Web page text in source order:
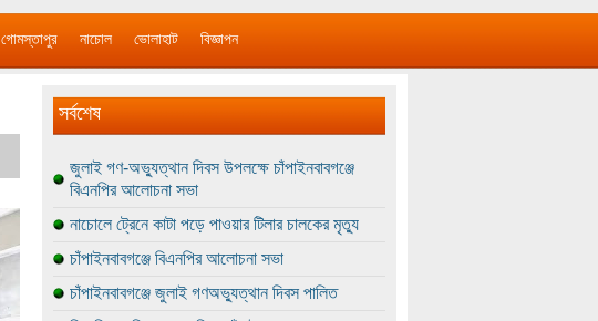
গোমস্তাপুর নাচোল ভোলাহাট বিজ্ঞাপন
সর্বশেষ
জুলাই গণ-অভ্যুত্থান দিবস উপলক্ষে চাঁপাইনবাবগঞ্জে
বিএনপির আলোচনা সভা
নাচোলে ট্রেনে কাটা পড়ে পাওয়ার টিলার চালকের মৃত্যু
চাঁপাইনবাবগঞ্জে বিএনপির আলোচনা সভা
চাঁপাইনবাবগঞ্জে জুলাই গণঅভ্যুত্থান দিবস পালিত